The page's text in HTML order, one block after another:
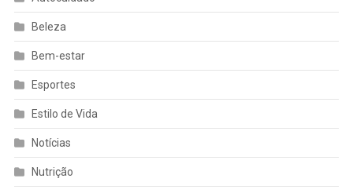
Beleza
Bem-estar
Esportes
Estilo de Vida
Notícias
Nutrição